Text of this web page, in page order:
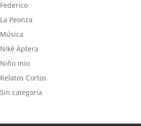
Federico
La Peonza
Música
NIké Áptera
Niño mío
Relatos Cortos
Sin categoría